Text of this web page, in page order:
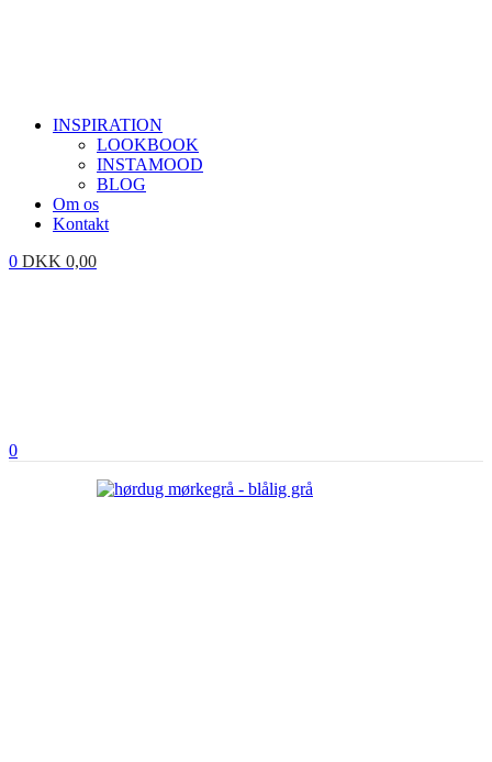
INSPIRATION
LOOKBOOK
INSTAMOOD
BLOG
Om os
Kontakt
0 DKK 0,00
0